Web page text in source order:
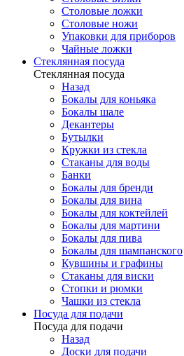
Столовые ложки
Столовые ножи
Упаковки для приборов
Чайные ложки
Стеклянная посуда
Стеклянная посуда
Назад
Бокалы для коньяка
Бокалы шале
Декантеры
Бутылки
Кружки из стекла
Стаканы для воды
Банки
Бокалы для бренди
Бокалы для вина
Бокалы для коктейлей
Бокалы для мартини
Бокалы для пива
Бокалы для шампанского
Кувшины и графины
Стаканы для виски
Стопки и рюмки
Чашки из стекла
Посуда для подачи
Посуда для подачи
Назад
Доски для подачи